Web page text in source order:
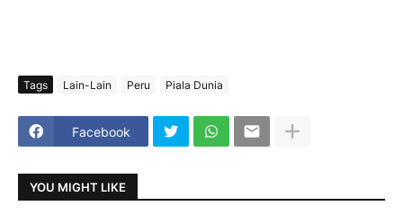
Tags Lain-Lain Peru Piala Dunia
Facebook
YOU MIGHT LIKE